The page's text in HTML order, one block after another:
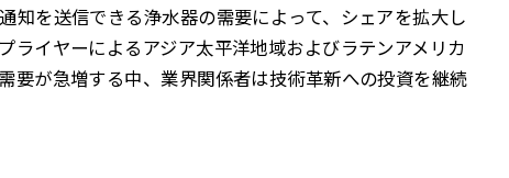
知を送信できる浄水器の需要によって、シェアを拡大し
イヤーによるアジア太平洋地域およびラテンアメリカ
要が急増する中、業界関係者は技術革新への投資を継続